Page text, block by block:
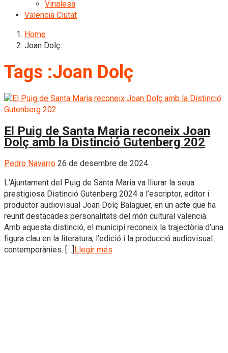
Vinalesa
Valencia Ciutat
Home
Joan Dolç
Tags :Joan Dolç
El Puig de Santa Maria reconeix Joan
Dolç amb la Distinció Gutenberg 202
Pedro Navarro 26 de desembre de 2024
L’Ajuntament del Puig de Santa Maria va lliurar la seua
prestigiosa Distinció Gutenberg 2024 a l’escriptor, editor i
productor audiovisual Joan Dolç Balaguer, en un acte que ha
reunit destacades personalitats del món cultural valencià.
Amb aquesta distinció, el municipi reconeix la trajectòria d’una
figura clau en la literatura, l’edició i la producció audiovisual
contemporànies. […]Llegir més